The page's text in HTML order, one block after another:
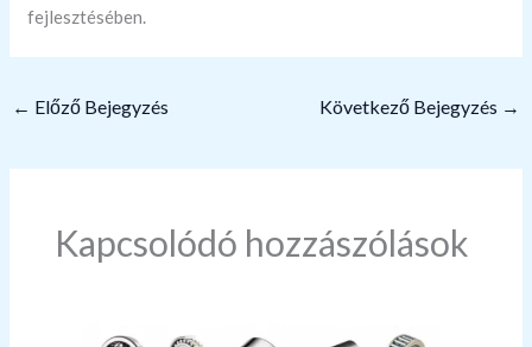
fejlesztésében.
← Előző Bejegyzés Következő Bejegyzés →
Kapcsolódó hozzászólások